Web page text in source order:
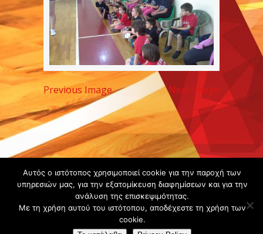
Previous Image Next Image
Copyright ©
2020 -
Gsperamatosermis.gr
All rights
reserved. -Όροι
Αυτός ο ιστότοπος χρησιμοποιεί cookie για την παροχή των
υπηρεσιών μας, για την εξατομίκευση διαφημίσεων και για την
ανάλυση της επισκεψιμότητας.
Με τη χρήση αυτού του ιστότοπου, αποδέχεστε τη χρήση των
cookie.